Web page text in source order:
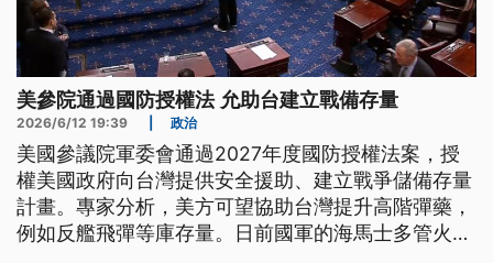
美參院通過國防授權法 允助台建立戰備存量
2026/6/12 19:39 政治
美國參議院軍委會通過2027年度國防授權法案，授
權美國政府向台灣提供安全援助、建立戰爭儲備存量
計畫。專家分析，美方可望協助台灣提升高階彈藥，
例如反艦飛彈等庫存量。日前國軍的海馬士多管火箭